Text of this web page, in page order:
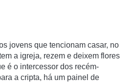
jovens que tencionam casar, no
a igreja, rezem e deixem flores
é o intercessor dos recém-
a cripta, há um painel de